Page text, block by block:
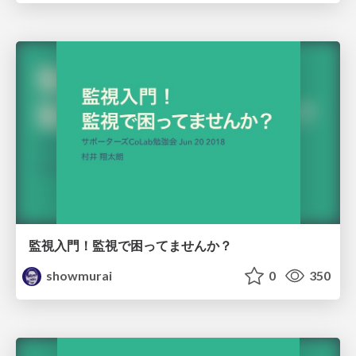
監視入門！監視で困ってませんか？
showmurai
0 350